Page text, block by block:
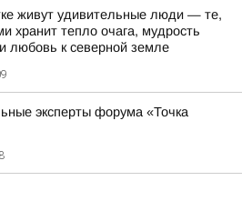
живут удивительные люди — те,
хранит тепло очага, мудрость
любовь к северной земле
эксперты форума «Точка